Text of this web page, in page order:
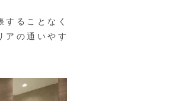
ることなく
アの通いやす